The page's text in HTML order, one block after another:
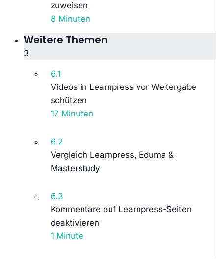
zuweisen
8 Minuten
Weitere Themen
3
6.1
Videos in Learnpress vor Weitergabe
schützen
17 Minuten
6.2
Vergleich Learnpress, Eduma &
Masterstudy
6.3
Kommentare auf Learnpress-Seiten
deaktivieren
1 Minute